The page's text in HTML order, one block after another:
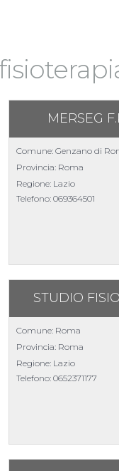
MERSEG
Comune: Genzano di
Provincia: Roma
Regione: Lazio
Telefono: 069364501
STUDIO
Comune: Roma
Provincia: Roma
Regione: Lazio
Telefono: 0652371177